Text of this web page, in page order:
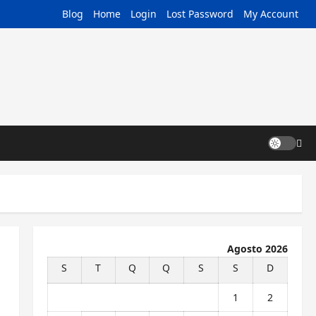
Blog Home Login Lost Password My Account
Agosto 2026
S
T Q Q S S D
1 2